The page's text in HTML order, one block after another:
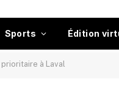
Sports Édition
à Laval